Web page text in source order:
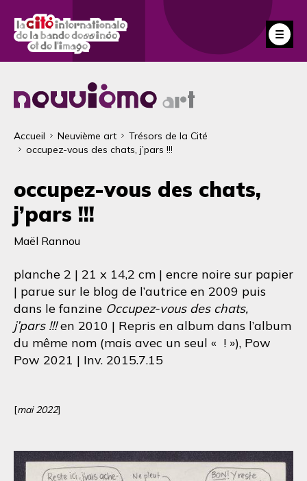
contenu
principal
Fil
d'Ariane
Accueil Neuvième art
Trésors de la Cité
occupez-vous des chats, j’pars !!!
occupez-vous des chats,
j’pars !!!
Maël Rannou
planche 2 | 21 x 14,2 cm | encre noire sur papier
| parue sur le blog de l’autrice en 2009 puis
dans le fanzine Occupez-vous des chats,
j’pars !!!en 2010 | Repris en album dans l’album
du même nom (mais avec un seul « ! »), Pow
Pow 2021 | Inv. 2015.7.15
[mai 2022]